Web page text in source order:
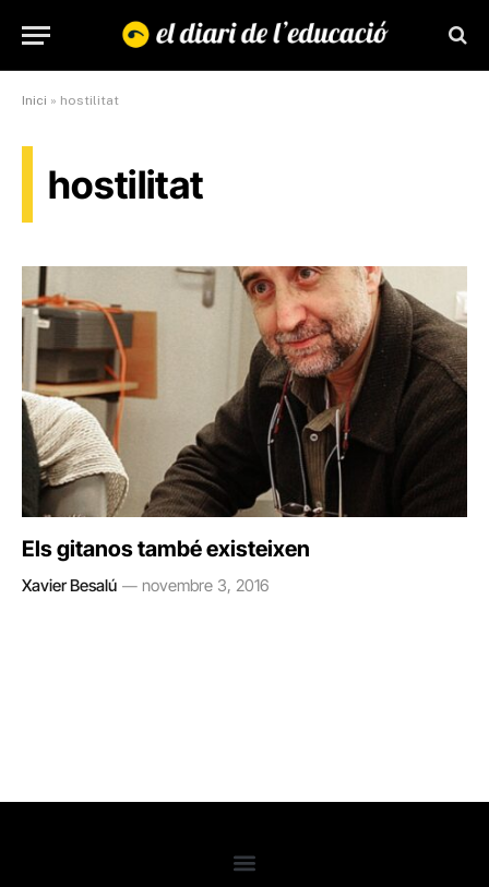
Inici » hostilitat
hostilitat
Els gitanos també existeixen
Xavier Besalú novembre 3, 2016